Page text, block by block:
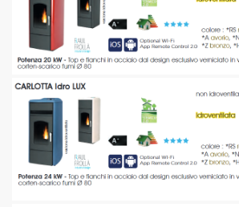
CANALIZZATE